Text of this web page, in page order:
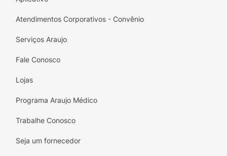
Atendimentos Corporativos - Convênio
Serviços Araujo
Fale Conosco
Lojas
Programa Araujo Médico
Trabalhe Conosco
Seja um fornecedor